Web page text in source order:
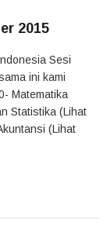
2015
Sesi
ini kami
Matematika
Statistika (Lihat
(Lihat